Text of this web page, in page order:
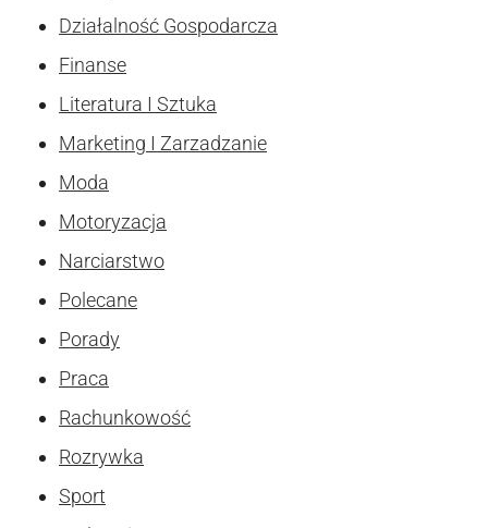
Działalność Gospodarcza
Finanse
Literatura I Sztuka
Marketing I Zarzadzanie
Moda
Motoryzacja
Narciarstwo
Polecane
Porady
Praca
Rachunkowość
Rozrywka
Sport